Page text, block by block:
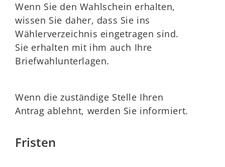
Wenn Sie den Wahlschein erhalten,
wissen Sie daher, dass Sie ins
Wählerverzeichnis eingetragen sind.
Sie erhalten mit ihm auch Ihre
Briefwahlunterlagen.
Wenn die zuständige Stelle Ihren
Antrag ablehnt, werden Sie informiert.
Fristen